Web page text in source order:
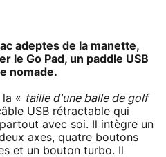
adeptes de la manette,
le Go Pad, un paddle USB
nomade.
la « taille d'une balle de golf
USB rétractable qui
avec soi. Il intègre un
axes, quatre boutons
et un bouton turbo. Il